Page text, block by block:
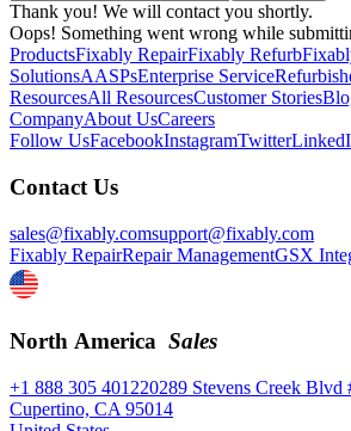
Thank you! We will contact you shortly.
Oops! Something went wrong while
ProductsFixably RepairFixably Refurb
SolutionsAASPsEnterprise Service
ResourcesAll ResourcesCustomer Stories
CompanyAbout UsCareers
Follow UsFacebookInstagramTwitter
Contact Us
sales@fixably.comsupport@fixably.com
Fixably RepairRepair ManagementGSX
North America Sales
+1 888 305 401220289 Stevens Creek Blvd
Cupertino, CA 95014